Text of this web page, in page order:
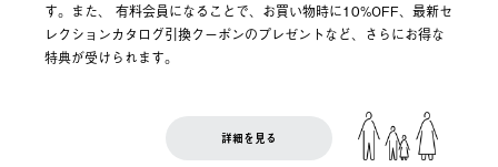
す。また、 有料会員になることで、お買い物時に10%OFF、最新セ
レクションカタログ引換クーポンのプレゼントなど、さらにお得な
特典が受けられます。
詳細を見る